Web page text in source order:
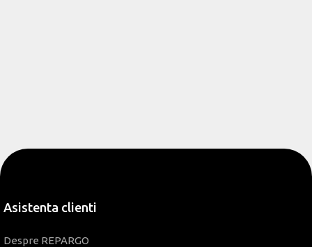
Asistenta clienti
Despre REPARGO